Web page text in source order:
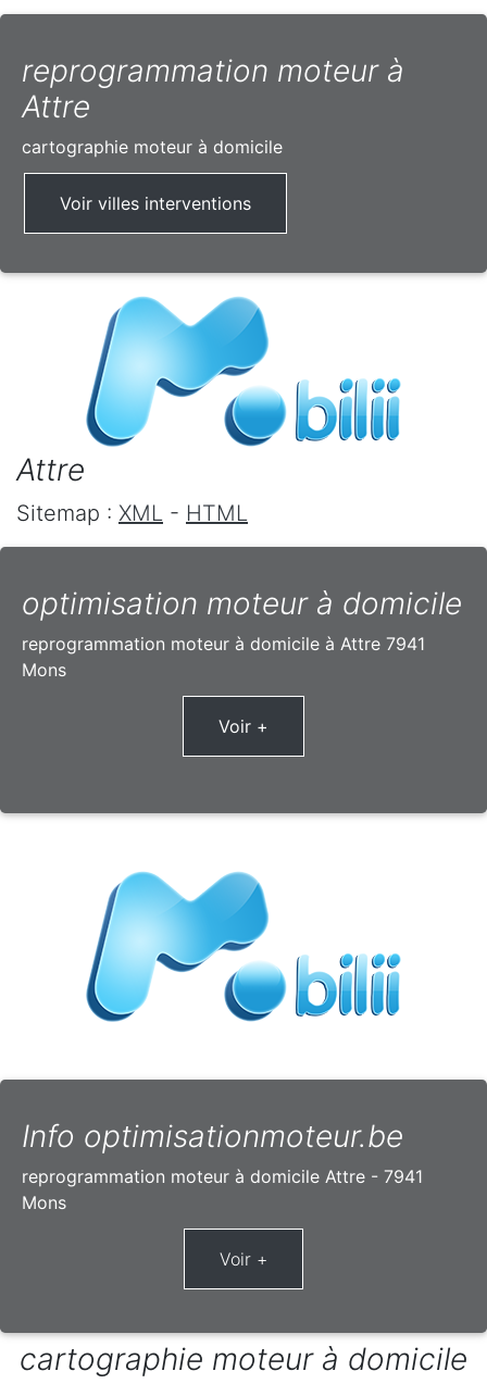
reprogrammation moteur à
Attre
cartographie moteur à domicile
Voir villes interventions
Attre
Sitemap : XML - HTML
optimisation moteur à domicile
reprogrammation moteur à domicile à Attre 7941
Mons
Voir +
Info optimisationmoteur.be
reprogrammation moteur à domicile Attre - 7941
Mons
cartographie moteur à domicile